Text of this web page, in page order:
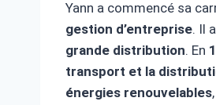
Yann a commencé sa
gestion d’entreprise. Il
grande distribution. En
transport et la
énergies renouvelables